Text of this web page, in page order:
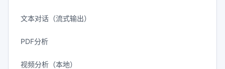
文本对话（流式输出）
PDF分析
视频分析（本地）